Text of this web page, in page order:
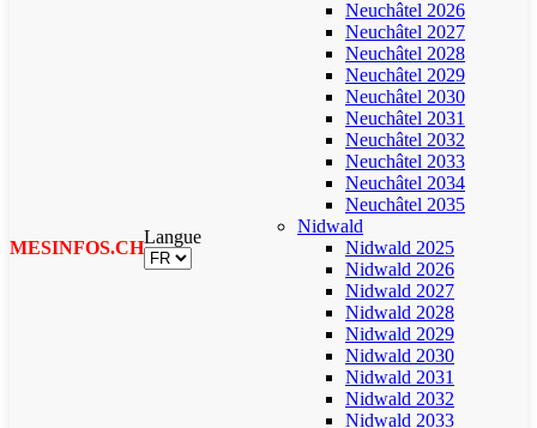
MESINFOS.CH
Langue
Neuchâtel 2026
Neuchâtel 2027
Neuchâtel 2028
Neuchâtel 2029
Neuchâtel 2030
Neuchâtel 2031
Neuchâtel 2032
Neuchâtel 2033
Neuchâtel 2034
Neuchâtel 2035
Nidwald
Nidwald 2025
Nidwald 2026
Nidwald 2027
Nidwald 2028
Nidwald 2029
Nidwald 2030
Nidwald 2031
Nidwald 2032
Nidwald 2033